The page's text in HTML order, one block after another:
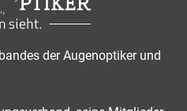
der Augenoptiker und